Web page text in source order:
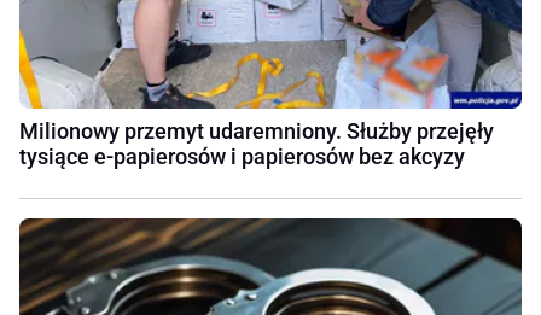
Milionowy przemyt udaremniony. Służby przejęły
tysiące e-papierosów i papierosów bez akcyzy